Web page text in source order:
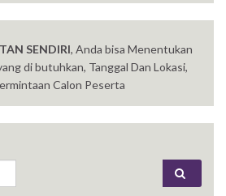
SENDIRI, Anda bisa Menentukan
di butuhkan, Tanggal Dan Lokasi,
Calon Peserta